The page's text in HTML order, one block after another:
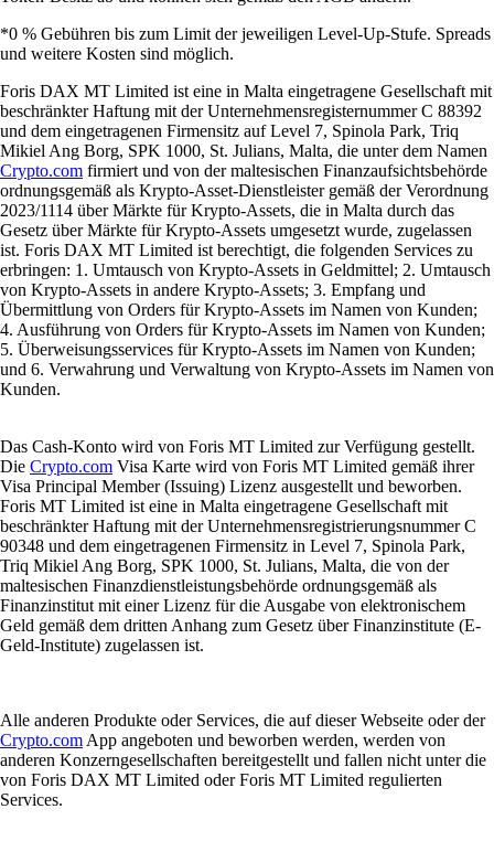
*0 % Gebühren bis zum Limit der jeweiligen Level-Up-Stufe. Spreads
und weitere Kosten sind möglich.
Foris DAX MT Limited ist eine in Malta eingetragene Gesellschaft mit
beschränkter Haftung mit der Unternehmensregisternummer C 88392
und dem eingetragenen Firmensitz auf Level 7, Spinola Park, Triq
Mikiel Ang Borg, SPK 1000, St. Julians, Malta, die unter dem Namen
Crypto.com firmiert und von der maltesischen Finanzaufsichtsbehörde
ordnungsgemäß als Krypto-Asset-Dienstleister gemäß der Verordnung
2023/1114 über Märkte für Krypto-Assets, die in Malta durch das
Gesetz über Märkte für Krypto-Assets umgesetzt wurde, zugelassen
ist. Foris DAX MT Limited ist berechtigt, die folgenden Services zu
erbringen: 1. Umtausch von Krypto-Assets in Geldmittel; 2. Umtausch
von Krypto-Assets in andere Krypto-Assets; 3. Empfang und
Übermittlung von Orders für Krypto-Assets im Namen von Kunden;
4. Ausführung von Orders für Krypto-Assets im Namen von Kunden;
5. Überweisungsservices für Krypto-Assets im Namen von Kunden;
und 6. Verwahrung und Verwaltung von Krypto-Assets im Namen von
Kunden.
Das Cash-Konto wird von Foris MT Limited zur Verfügung gestellt.
Die Crypto.com Visa Karte wird von Foris MT Limited gemäß ihrer
Visa Principal Member (Issuing) Lizenz ausgestellt und beworben.
Foris MT Limited ist eine in Malta eingetragene Gesellschaft mit
beschränkter Haftung mit der Unternehmensregistrierungsnummer C
90348 und dem eingetragenen Firmensitz in Level 7, Spinola Park,
Triq Mikiel Ang Borg, SPK 1000, St. Julians, Malta, die von der
maltesischen Finanzdienstleistungsbehörde ordnungsgemäß als
Finanzinstitut mit einer Lizenz für die Ausgabe von elektronischem
Geld gemäß dem dritten Anhang zum Gesetz über Finanzinstitute (E-
Geld-Institute) zugelassen ist.
Alle anderen Produkte oder Services, die auf dieser Webseite oder der
Crypto.comApp angeboten und beworben werden, werden von
anderen Konzerngesellschaften bereitgestellt und fallen nicht unter die
von Foris DAX MT Limited oder Foris MT Limited regulierten
Services.